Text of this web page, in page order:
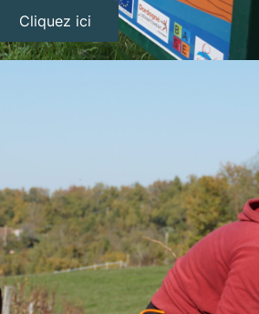
Cliquez ici